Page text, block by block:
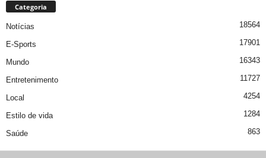
Categoria
Notícias 18564
E-Sports 17901
Mundo 16343
Entretenimento 11727
Local 4254
Estilo de vida 1284
Saúde 863